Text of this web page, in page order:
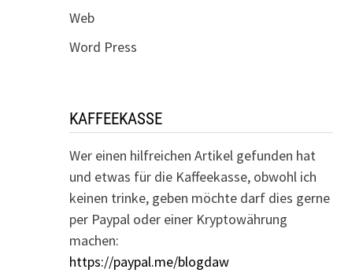
Web
Word Press
KAFFEEKASSE
Wer einen hilfreichen Artikel gefunden hat
und etwas für die Kaffeekasse, obwohl ich
keinen trinke, geben möchte darf dies gerne
per Paypal oder einer Kryptowährung
machen:
https://paypal.me/blogdaw